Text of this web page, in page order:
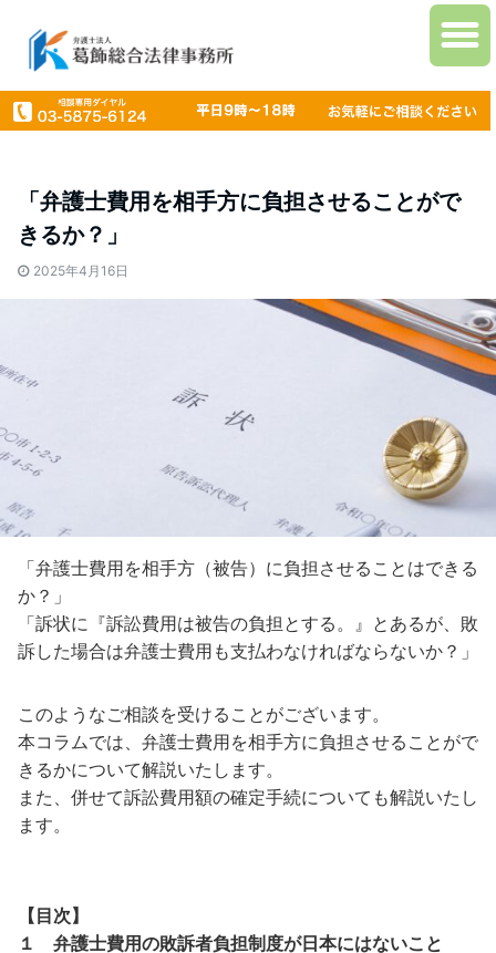
「弁護士費用を相手方に負担させることがで
きるか？」
2025年4月16日
「弁護士費用を相手方（被告）に負担させることはできる
か？」
「訴状に『訴訟費用は被告の負担とする。』とあるが、敗
訴した場合は弁護士費用も支払わなければならないか？」
このようなご相談を受けることがございます。
本コラムでは、弁護士費用を相手方に負担させることがで
きるかについて解説いたします。
また、併せて訴訟費用額の確定手続についても解説いたし
ます。
【目次】
１ 弁護士費用の敗訴者負担制度が日本にはないこと